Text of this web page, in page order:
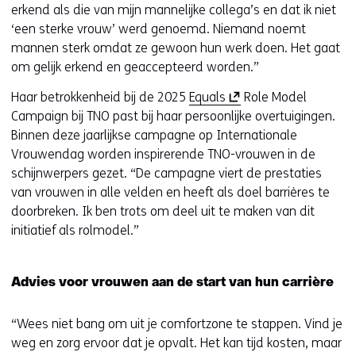
erkend als die van mijn mannelijke collega’s en dat ik niet
‘een sterke vrouw’ werd genoemd. Niemand noemt
mannen sterk omdat ze gewoon hun werk doen. Het gaat
om gelijk erkend en geaccepteerd worden.”
Haar betrokkenheid bij de 2025 Equals (
o
p
e
n
t
i
e
w
v
Role Model
Campaign bij TNO past bij haar persoonlijke overtuigingen.
Binnen deze jaarlijkse campagne op Internationale
Vrouwendag worden inspirerende TNO-vrouwen in de
schijnwerpers gezet. “De campagne viert de prestaties
van vrouwen in alle velden en heeft als doel barrières te
doorbreken. Ik ben trots om deel uit te maken van dit
initiatief als rolmodel.”
Advies voor vrouwen aan de start van hun carrière
“Wees niet bang om uit je comfortzone te stappen. Vind je
weg en zorg ervoor dat je opvalt. Het kan tijd kosten, maar